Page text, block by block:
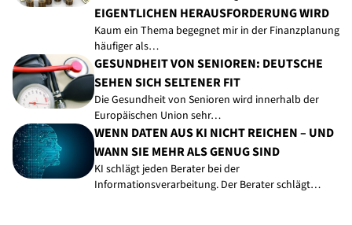
EIGENTLICHEN HERAUSFORDERUNG WIRD
Kaum ein Thema begegnet mir in der Finanzplanung
häufiger als…
GESUNDHEIT VON SENIOREN: DEUTSCHE
SEHEN SICH SELTENER FIT
Die Gesundheit von Senioren wird innerhalb der
Europäischen Union sehr…
WENN DATEN AUS KI NICHT REICHEN – UND
WANN SIE MEHR ALS GENUG SIND
KI schlägt jeden Berater bei der
Informationsverarbeitung. Der Berater schlägt…